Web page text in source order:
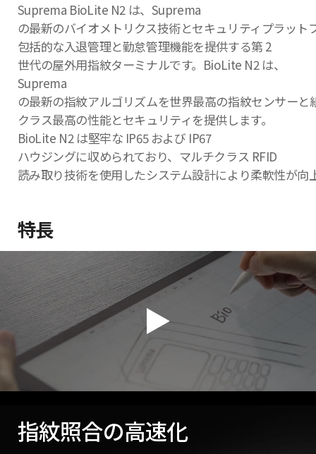
Suprema BioLite N2 は、Suprema
の最新のバイオメトリクス技術とセキュリティプラット
包括的な入退管理と勤怠管理機能を提供する第 2
世代の屋外用指紋ターミナルです。BioLite N2 は、
Suprema
の最新の指紋アルゴリズムを世界最高の指紋センサー
クラス最高の性能とセキュリティを提供します。
BioLite N2 は堅牢な IP65 および IP67
ハウジングに収められており、マルチクラス RFID
読み取り技術を使用したシステム設計により柔軟性が向
特長
指紋照合の高速化